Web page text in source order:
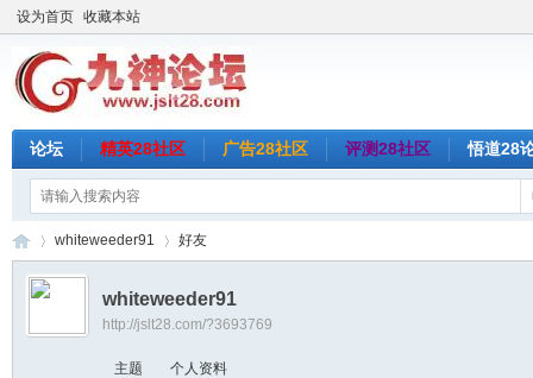
设为首页 收藏本站
论坛 精英28社区 广告28社区 评测28社区 悟道28
›
whiteweeder91 好友
whiteweeder91
http://jslt28.com/?3693769
主题 个人资料